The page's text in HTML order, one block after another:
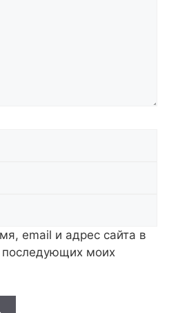
email и адрес сайта в
последующих моих